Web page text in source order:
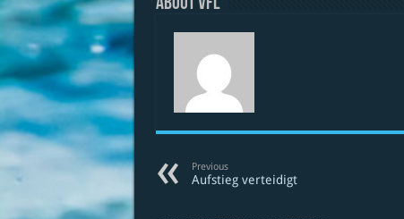
Previous
Aufstieg verteidigt